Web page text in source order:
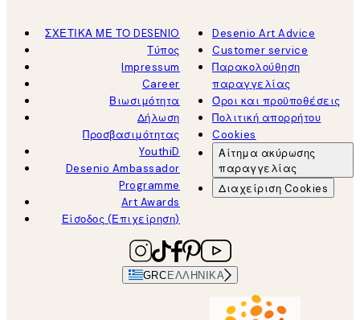
ΣΧΕΤΙΚΑ ΜΕ ΤΟ DESENIO
Τύπος
Impressum
Career
Βιωσιμότητα
Δήλωση
Προσβασιμότητας
YouthiD
Desenio Ambassador
Programme
Art Awards
Είσοδος (Επιχείρηση)
Desenio Art Advice
Customer service
Παρακολούθηση
παραγγελίας
Όροι και προϋποθέσεις
Πολιτική απορρήτου
Cookies
Αίτημα ακύρωσης
παραγγελίας
Διαχείριση Cookies
GRCΕΛΛΗΝΙΚΆ